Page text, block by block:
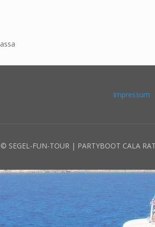
assa
Impressum
© SEGEL-FUN-TOUR | PARTYBOOT CALA